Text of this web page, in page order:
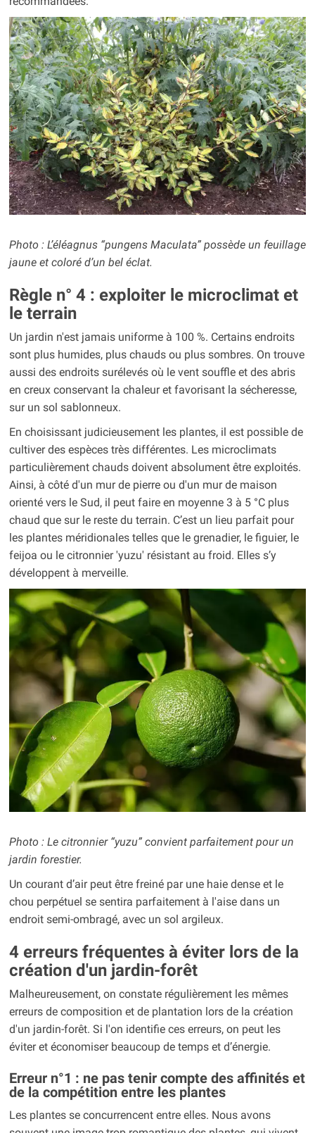
Photo : L’éléagnus “pungens Maculata” possède un feuillage
jaune et coloré d’un bel éclat.
Règle n° 4 : exploiter le microclimat et
le terrain
Un jardin n'est jamais uniforme à 100 %. Certains endroits
sont plus humides, plus chauds ou plus sombres. On trouve
aussi des endroits surélevés où le vent souffle et des abris
en creux conservant la chaleur et favorisant la sécheresse,
sur un sol sablonneux.
En choisissant judicieusement les plantes, il est possible de
cultiver des espèces très différentes. Les microclimats
particulièrement chauds doivent absolument être exploités.
Ainsi, à côté d'un mur de pierre ou d'un mur de maison
orienté vers le Sud, il peut faire en moyenne 3 à 5 °C plus
chaud que sur le reste du terrain. C’est un lieu parfait pour
les plantes méridionales telles que le grenadier, le figuier, le
feijoa ou le citronnier 'yuzu' résistant au froid. Elles s’y
développent à merveille.
Photo : Le citronnier “yuzu” convient parfaitement pour un
jardin forestier.
Un courant d’air peut être freiné par une haie dense et le
chou perpétuel se sentira parfaitement à l'aise dans un
endroit semi-ombragé, avec un sol argileux.
4 erreurs fréquentes à éviter lors de la
création d'un jardin-forêt
Malheureusement, on constate régulièrement les mêmes
erreurs de composition et de plantation lors de la création
d'un jardin-forêt. Si l'on identifie ces erreurs, on peut les
éviter et économiser beaucoup de temps et d’énergie.
Erreur n°1 : ne pas tenir compte des affinités et
de la compétition entre les plantes
Les plantes se concurrencent entre elles. Nous avons